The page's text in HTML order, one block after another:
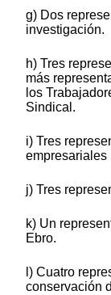
g) Dos
investigación.
h) Tres
más
los
Sindical.
i) Tres
empresariales
j) Tres
k) Un
Ebro.
l) Cuatro
conservación